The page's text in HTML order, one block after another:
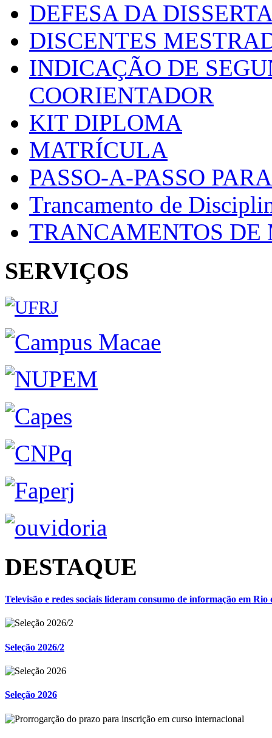
DEFESA DA
DISCENTES
INDICAÇÃO DE
COORIENTADOR
KIT DIPLOMA
MATRÍCULA
PASSO-A-PASSO
Trancamento de
TRANCAMENTOS
SERVIÇOS
DESTAQUE
Televisão e redes sociais lideram consumo de informação em Rio
Seleção 2026/2
Seleção 2026